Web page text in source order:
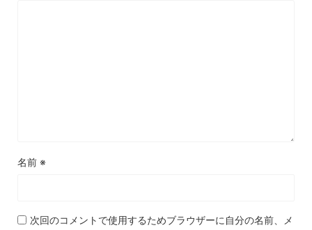
名前 ※
次回のコメントで使用するためブラウザーに自分の名前、メ